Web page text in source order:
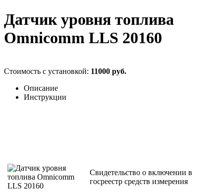
Датчик уровня топлива
Omnicomm LLS 20160
Стоимость с установкой: 11000 руб.
Описание
Инструкции
Свидетельство о включении в
госреестр средств измерения